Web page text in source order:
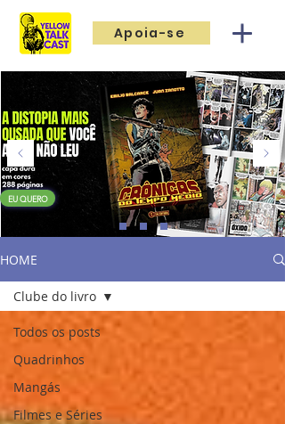
Apoia-se
EU QUERO
HOME
Todos os posts
Quadrinhos
Mangás
Filmes e Séries
Clube do livro